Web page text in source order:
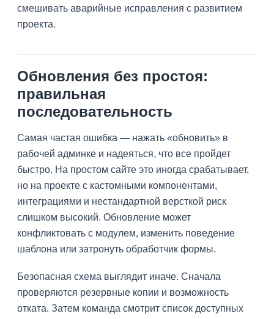
смешивать аварийные исправления с развитием
проекта.
Обновления без простоя:
правильная
последовательность
Самая частая ошибка — нажать «обновить» в
рабочей админке и надеяться, что все пройдет
быстро. На простом сайте это иногда срабатывает,
но на проекте с кастомными компонентами,
интеграциями и нестандартной версткой риск
слишком высокий. Обновление может
конфликтовать с модулем, изменить поведение
шаблона или затронуть обработчик формы.
Безопасная схема выглядит иначе. Сначала
проверяются резервные копии и возможность
отката. Затем команда смотрит список доступных